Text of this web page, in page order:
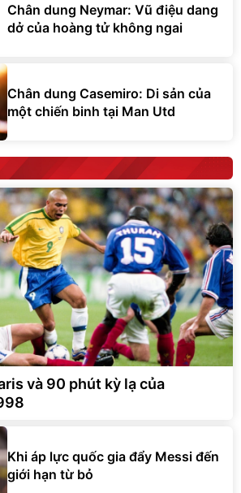
Chân dung Neymar: Vũ điệu dang
dở của hoàng tử không ngai
Chân dung Casemiro: Di sản của
một chiến binh tại Man Utd
và 90 phút kỳ lạ của
Khi áp lực quốc gia đẩy Messi đến
giới hạn từ bỏ